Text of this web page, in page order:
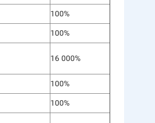
100%
100%
16 000%
100%
100%